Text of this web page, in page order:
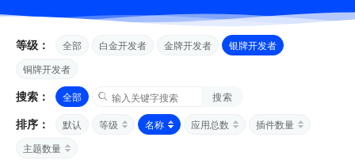
等级： 全部 白金开发者 金牌开发者
银牌开发者
铜牌开发者
搜索： 全部 搜索
排序： 默认 等级 名称 应用总数
插件数量
主题数量